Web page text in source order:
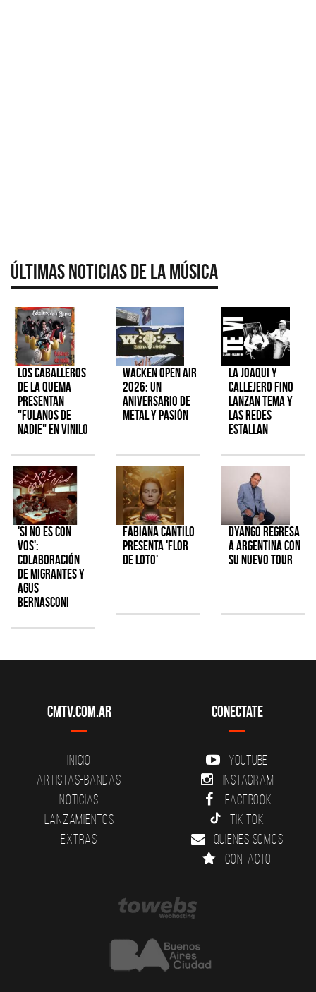
Últimas Noticias de la Música
Los Caballeros
de la Quema
presentan
"Fulanos de
Nadie" en vinilo
Wacken Open Air
2026: Un
aniversario de
metal y pasión
La Joaqui y
Callejero Fino
lanzan tema y
las redes
estallan
'Si No Es Con
Vos':
colaboración
de Migrantes y
Agus
Bernasconi
Fabiana Cantilo
presenta 'Flor
de Loto'
Dyango regresa
a Argentina con
su nuevo tour
CMTV.com.ar
Inicio
Artistas-Bandas
Noticias
Lanzamientos
Extras
Conectate
YouTube
Instagram
Facebook
Tik Tok
Quienes somos
Contacto